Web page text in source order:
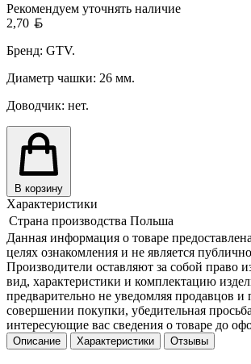
Рекомендуем уточнять наличие
2,70
Бренд: GTV.
Диаметр чашки: 26 мм.
Доводчик: нет.
В корзину
Характеристики
Страна производства Польша
Данная информация о товаре
целях ознакомления и не является
Производители оставляют за собой право
вид, характеристики и комплектацию
предварительно не уведомляя продавцов и
совершении покупки, убедительная
интересующие вас сведения о товаре до
Описание Характеристики Отзывы